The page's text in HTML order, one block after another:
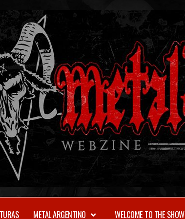
METAL ARGENTINO WELCOME TO THE SHOW